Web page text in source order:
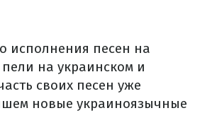
исполнения песен на
на украинском и
своих песен уже
новые украиноязычные